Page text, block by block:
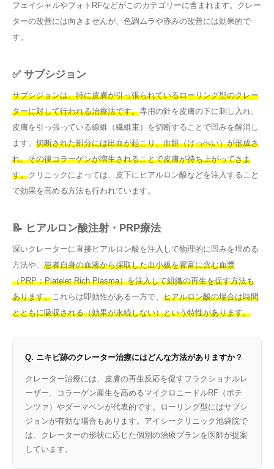
フェイシャルやフォトRFなどがこのカテゴリーに含まれます。クレー
ターの改善には向きませんが、色調ムラや赤みの改善には効果的で
す。
✅ サブシジョン
サブシジョンは、特に皮膚が引っ張られているローリング型のクレー
ターに対して行われる治療法です。専用の針を皮膚の下に刺し入れ、
皮膚を引っ張っている線維（繊維束）を切断することで凹みを解消し
ます。 切断された部分には出血が起こり、血餅（けっぺい）が形成さ
れ、その後コラーゲンが増生されることで皮膚が持ち上がってきま
す。クリニックによっては、皮下にヒアルロン酸などを注入すること
で効果を高める方法も行われています。
📝 ヒアルロン酸注射・PRP療法
深いクレーターに直接ヒアルロン酸を注入して物理的に凹みを埋める
方法や、 患者自身の血液から採取した血小板を豊富に含む血漿
（PRP：Platelet Rich Plasma）を注入して組織の再生を促す方法も
あります。これらは即効性がある一方で、 ヒアルロン酸の場合は時間
とともに吸収される（効果が永続しない）という特性があります。
Q. ニキビ跡のクレーター治療にはどんな方法がありますか？
クレーター治療には、皮膚の再生反応を促すフラクショナルレ
ーザー、コラーゲン産生を高めるマイクロニードルRF（ポテ
ンツァ）やダーマペンが代表的です。ローリング型にはサブシ
ジョンが有効な場合もあります。アイシークリニック池袋院で
は、クレーターの形状に応じた個別の治療プランを医師が提案
しています。